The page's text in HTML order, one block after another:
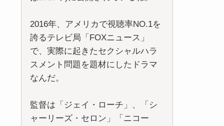
2016年、アメリカで視聴率NO.1を
誇るテレビ局「FOXニュース」
で、実際に起きたセクシャルハラ
スメント問題を題材にしたドラマ
なんだ。
監督は「ジェイ・ローチ」、「シ
ャーリーズ・セロン」「ニコー